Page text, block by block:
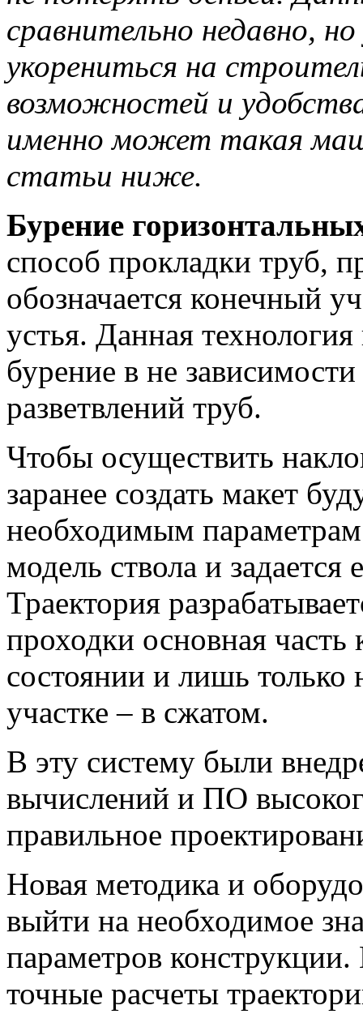
сравнительно недавно,
укорениться на
возможностей и
именно может такая
статьи ниже.
Бурение
способ прокладки труб,
обозначается конечный
устья. Данная
бурение в не
разветвлений труб.
Чтобы осуществить
заранее создать макет
необходимым параметрам
модель ствола и задается
Траектория
проходки основная
состоянии и лишь только
участке – в сжатом.
В эту систему были
вычислений и ПО
правильное
Новая методика и
выйти на необходимое
параметров
точные расчеты